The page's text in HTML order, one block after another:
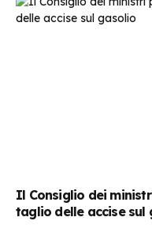
Il Consiglio dei
taglio delle accise sul